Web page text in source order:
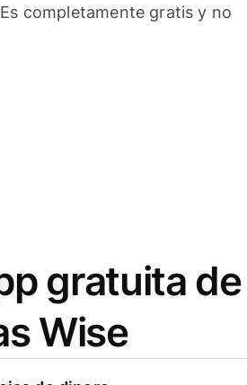
completamente gratis y no
gratuita de
Wise